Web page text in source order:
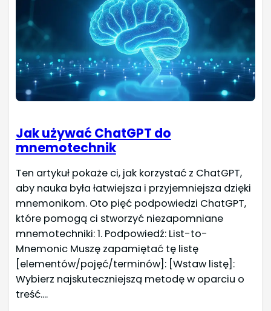
Jak używać ChatGPT do
mnemotechnik
Ten artykuł pokaże ci, jak korzystać z ChatGPT,
aby nauka była łatwiejsza i przyjemniejsza dzięki
mnemonikom. Oto pięć podpowiedzi ChatGPT,
które pomogą ci stworzyć niezapomniane
mnemotechniki: 1. Podpowiedź: List-to-
Mnemonic Muszę zapamiętać tę listę
[elementów/pojęć/terminów]: [Wstaw listę]:
Wybierz najskuteczniejszą metodę w oparciu o
treść....